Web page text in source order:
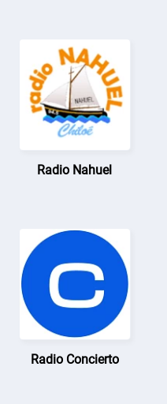
Radio Nahuel
Radio Concierto